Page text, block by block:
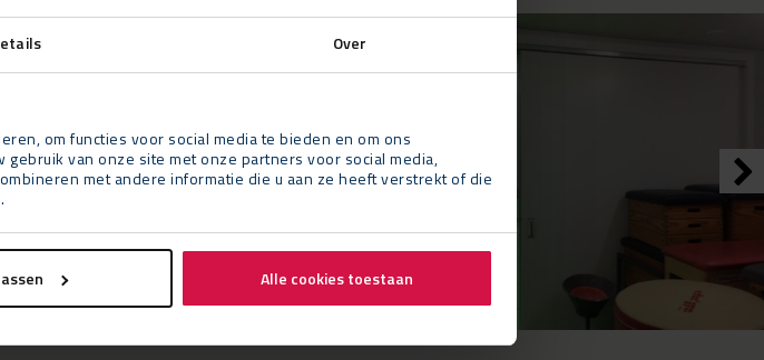
Over
om functies voor social media te bieden en om ons
van onze site met onze partners voor social media,
met andere informatie die u aan ze heeft verstrekt of die
Alle cookies toestaan